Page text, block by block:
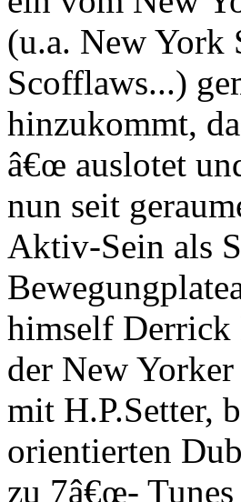
(u.a. New York
Scofflaws...)
hinzukommt,
â€œ auslotet
nun seit
Aktiv-Sein als
himself
der New
mit H.P.Setter,
orientierten
zu 7â€œ-